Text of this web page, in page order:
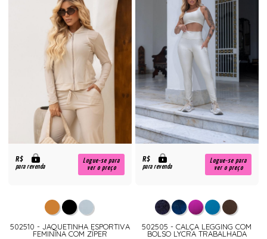
R$
para revenda
Logue-se para
ver o preço
502510 - JAQUETINHA ESPORTIVA
FEMININA COM ZÍPER
R$
para revenda
Logue-se para
ver o preço
502505 - CALÇA LEGGING COM
BOLSO LYCRA TRABALHADA